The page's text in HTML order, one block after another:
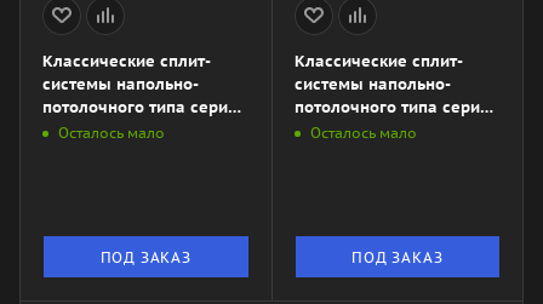
Классические сплит-
системы напольно-
потолочного типа серии
DRAGON LAC-
Осталось мало
ПОД ЗАКАЗ
Классические сплит-
системы напольно-
потолочного типа серии
DRAGON LAC-
Осталось мало
ПОД ЗАКАЗ